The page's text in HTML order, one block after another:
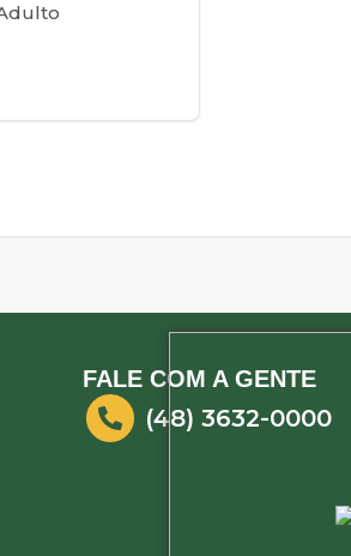
FALE COM A GENTE
(48) 3632-0000